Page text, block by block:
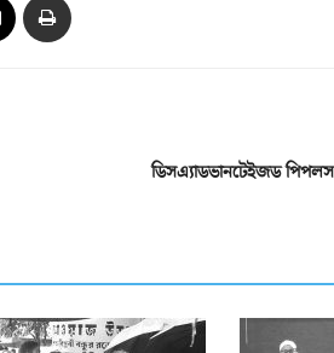
ডিসএ্যাডভানটেইজড